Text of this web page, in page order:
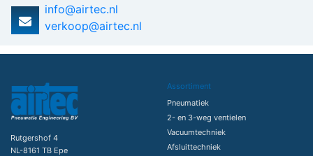
info@airtec.nl
verkoop@airtec.nl
Rutgershof 4
NL-8161 TB Epe
Assortiment
Pneumatiek
2- en 3-weg ventielen
Vacuumtechniek
Afsluittechniek